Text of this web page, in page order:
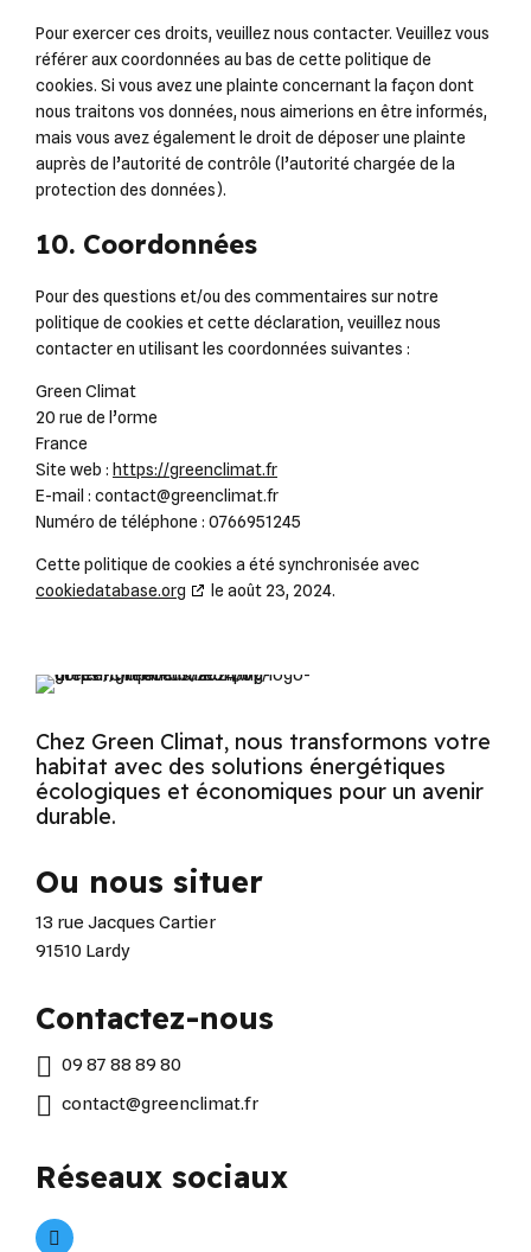
Pour exercer ces droits, veuillez nous contacter. Veuillez vous
référer aux coordonnées au bas de cette politique de
cookies. Si vous avez une plainte concernant la façon dont
nous traitons vos données, nous aimerions en être informés,
mais vous avez également le droit de déposer une plainte
auprès de l’autorité de contrôle (l’autorité chargée de la
protection des données).
10. Coordonnées
Pour des questions et/ou des commentaires sur notre
politique de cookies et cette déclaration, veuillez nous
contacter en utilisant les coordonnées suivantes :
Green Climat
20 rue de l’orme
France
Site web : https://greenclimat.fr
E-mail : contact@greenclimat.fr
Numéro de téléphone : 0766951245
Cette politique de cookies a été synchronisée avec
cookiedatabase.org
le août 23, 2024.
Chez Green Climat, nous transformons votre
habitat avec des solutions énergétiques
écologiques et économiques pour un avenir
durable.
Ou nous situer
13 rue Jacques Cartier
91510 Lardy
Contactez-nous
09 87 88 89 80
contact@greenclimat.fr
Réseaux sociaux